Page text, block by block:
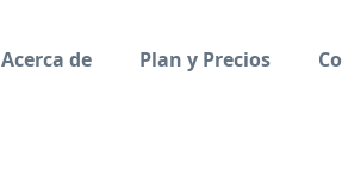
Acerca de Plan y Precios